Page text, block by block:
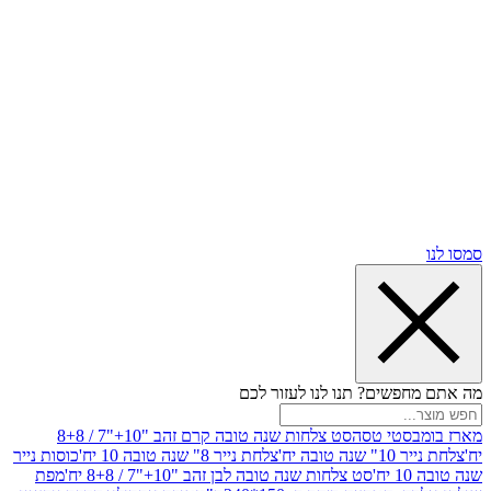
תנו לנו לעזור לכם
טסה
סט צלחות שנה טובה קרם זהב "10+"7 / 8+8
יח'
צלחת נייר 8" שנה טובה 10 יח'
כוסות נייר
סט צלחות שנה טובה לבן זהב "10+"7 / 8+8 יח'
מפת